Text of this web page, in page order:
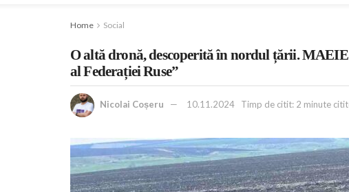
Home Social
O altă dronă, descoperită în nordul țării.
al Federației Ruse”
Nicolai Coșeru 10.11.2024 Timp de citit: 2 minute